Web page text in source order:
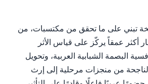
تبني على ما تحقق من مكتسبات، من
أكثر عمقاً يركّز على قياس الأثر
البصمة الشبابية العربية، وتحويل
الناجحة من منجزات مرحلية إلى إرث